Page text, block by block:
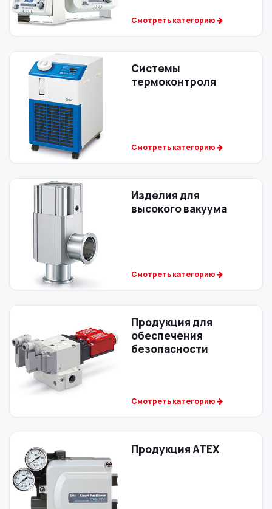
Смотреть категорию
Системы
термоконтроля
Смотреть категорию
Изделия для
высокого вакуума
Смотреть категорию
Продукция для
обеспечения
безопасности
Смотреть категорию
Продукция ATEX